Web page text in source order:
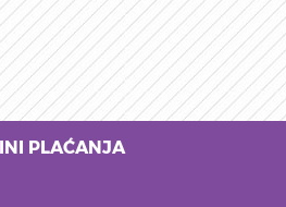
PLAĆANJA